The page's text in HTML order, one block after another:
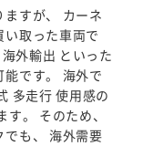
ますが、 カーネ
取った車両で
外輸出 といった
です。 海外で
多走行 使用感の
。 そのため、
でも、 海外需要